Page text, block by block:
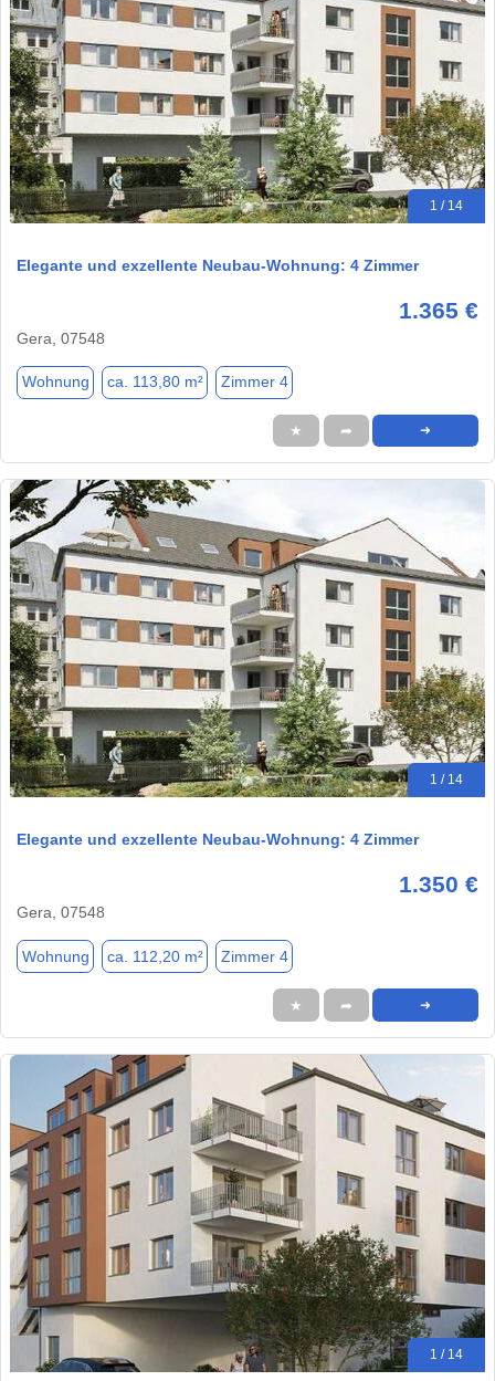
1 / 14
Elegante und exzellente Neubau-Wohnung: 4 Zimmer
1.365 €
Gera, 07548
Wohnung ca. 113,80 m² Zimmer 4
★ ➦ ➜
1 / 14
Elegante und exzellente Neubau-Wohnung: 4 Zimmer
1.350 €
Gera, 07548
Wohnung ca. 112,20 m² Zimmer 4
★ ➦ ➜
1 / 14